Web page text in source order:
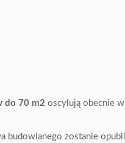
do 70 m2 oscylują obecnie
budowlanego zostanie